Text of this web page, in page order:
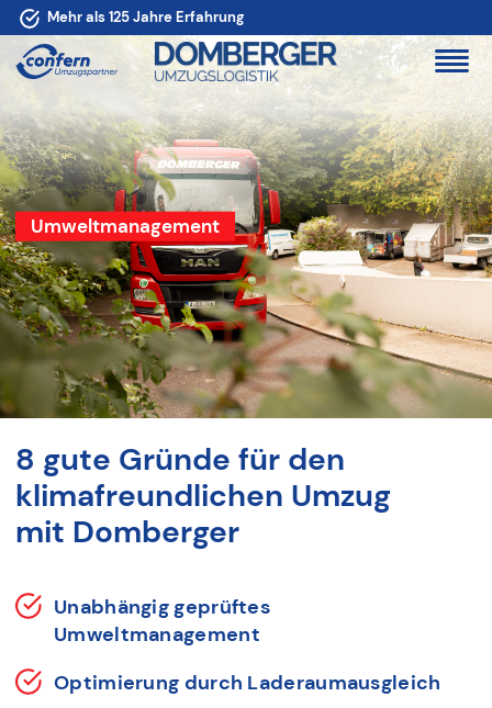
Mehr als 125 Jahre Erfahrung
Umweltmanagement
8 gute Gründe für den
klimafreundlichen Umzug
mit Domberger
Unabhängig geprüftes
Umweltmanagement
Optimierung durch Laderaumausgleich